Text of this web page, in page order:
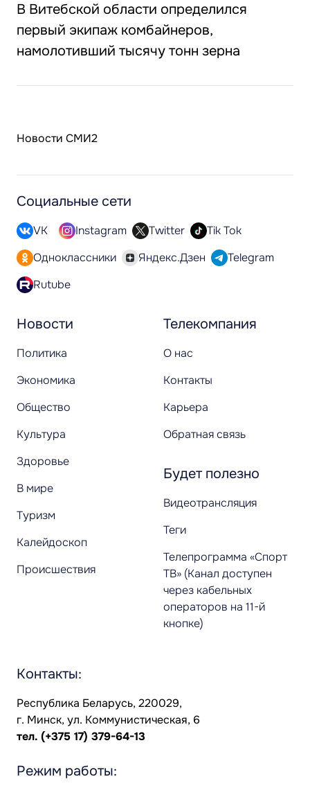
В Витебской области определился
первый экипаж комбайнеров,
намолотивший тысячу тонн зерна
Новости СМИ2
Новости
Политика
Экономика
Общество
Культура
Здоровье
В мире
Туризм
Калейдоскоп
Происшествия
Телекомпания
О нас
Контакты
Карьера
Обратная связь
Будет полезно
Видеотрансляция
Теги
Телепрограмма «Спорт
ТВ» (Канал доступен
через кабельных
операторов на 11-й
кнопке)
Социальные сети
VK Instagram Twitter
Tik Tok
Одноклассники
Яндекс.Дзен
Telegram
Rutube
Контакты:
Республика Беларусь, 220029,
г. Минск, ул. Коммунистическая, 6
тел. (+375 17) 379-64-13
Режим работы: